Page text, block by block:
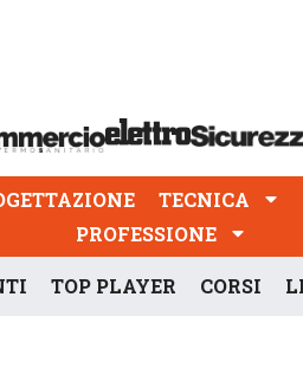
TECNICA
PROFESSIONE
TOP PLAYER CORSI